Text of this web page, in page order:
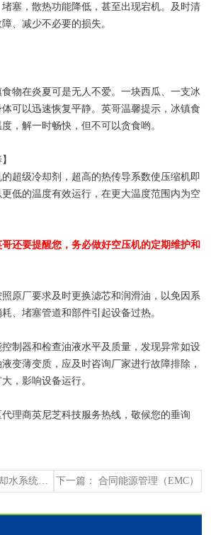
塞，散热功能降低，甚至出现宕机。及时清
、减少不必要的损失。
在炎夏可是无人不爱。一块西瓜、一支冰
可以迅速恢复平静。英哥温馨提示，冰镇食
，解一时畅快，但不可以贪食哟。
级冷却剂，超高的热传导系数使压缩机即
低的温度有效运行，在更大温度范围内为空
还要提醒您，务必做好空压机的定期维护和
厂要求及时更换滤芯和润滑油，以免因系
、堵塞管道和部件引起设备过热。
器和检查油液水平及质量，发现异常如设
变薄变质，应及时咨询厂家进行故障排除，
，影响设备运行。
商英尼芝科技服务热线，敬候您的垂询
下一篇： 合同能源管理（EMC）